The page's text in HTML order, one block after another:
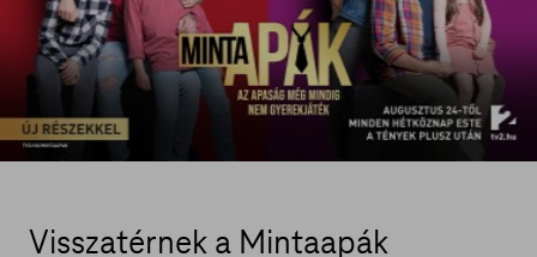
Visszatérnek a Mintaapák